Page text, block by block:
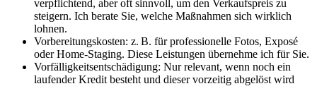
verpflichtend, aber oft sinnvoll, um den Verkaufspreis zu
steigern. Ich berate Sie, welche Maßnahmen sich wirklich
lohnen.
Vorbereitungskosten: z. B. für professionelle Fotos, Exposé
oder Home‑Staging. Diese Leistungen übernehme ich für Sie.
Vorfälligkeitsentschädigung: Nur relevant, wenn noch ein
laufender Kredit besteht und dieser vorzeitig abgelöst wird